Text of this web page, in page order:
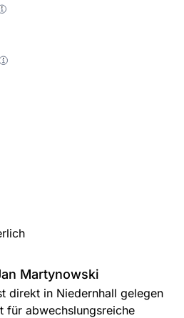
Martynowski
direkt in Niedernhall gelegen
für abwechslungsreiche